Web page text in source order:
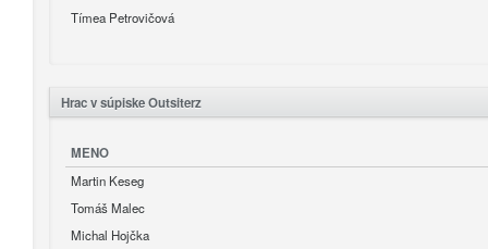
Tímea Petrovičová
Hrac v súpiske Outsiterz
MENO
Martin Keseg
Tomáš Malec
Michal Hojčka